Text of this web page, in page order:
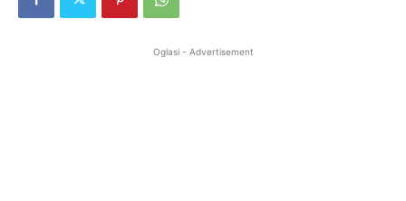
Oglasi - Advertisement